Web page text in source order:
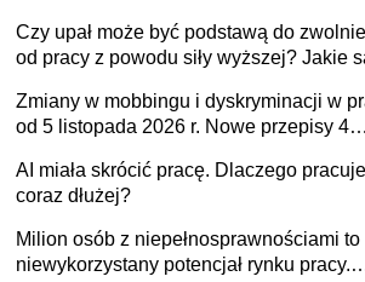
Czy upał może być podstawą do
od pracy z powodu siły wyższej? Jakie
Zmiany w mobbingu i dyskryminacji w
od 5 listopada 2026 r. Nowe przepisy 4
Ustaw
AI miała skrócić pracę. Dlaczego
coraz dłużej?
Milion osób z niepełnosprawnościami to
niewykorzystany potencjał rynku pracy.